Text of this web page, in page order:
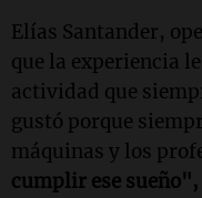
Elías Santander,
que la experiencia
actividad que
gustó porque
máquinas y los
cumplir ese sueño",